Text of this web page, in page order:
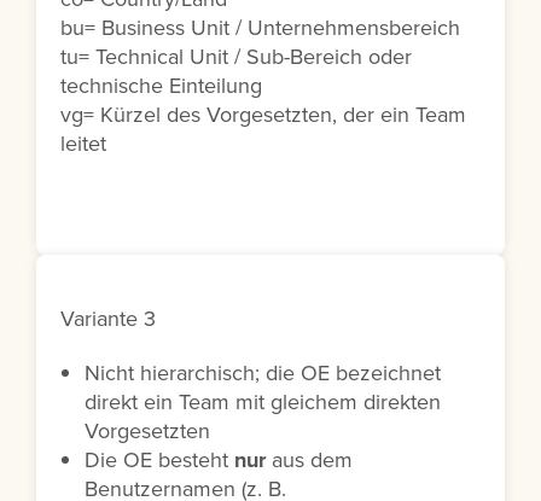
bu= Business Unit / Unternehmensbereich
tu= Technical Unit / Sub-Bereich oder
technische Einteilung
vg= Kürzel des Vorgesetzten, der ein Team
leitet
Variante 3
Nicht hierarchisch; die OE bezeichnet
direkt ein Team mit gleichem direkten
Vorgesetzten
Die OE besteht nuraus dem
Benutzernamen (z. B.